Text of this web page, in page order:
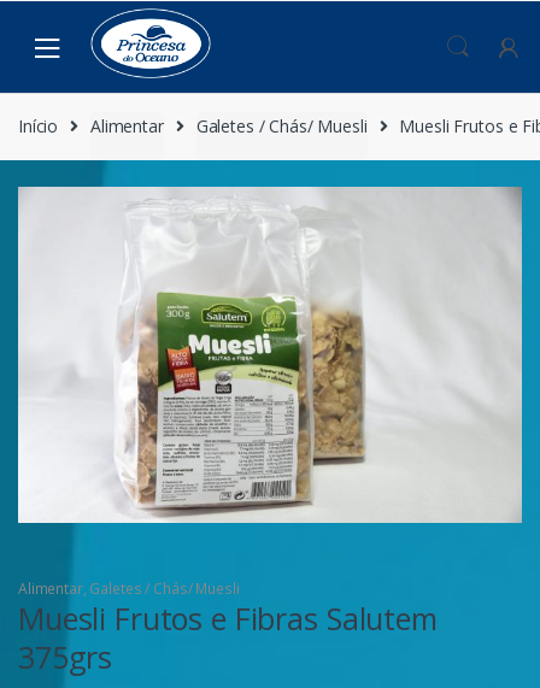
conteúdo
Início
Alimentar Galetes / Chás/ Muesli Muesli Frutos e
Alimentar, Galetes / Chás/ Muesli
Muesli Frutos e Fibras Salutem
375grs